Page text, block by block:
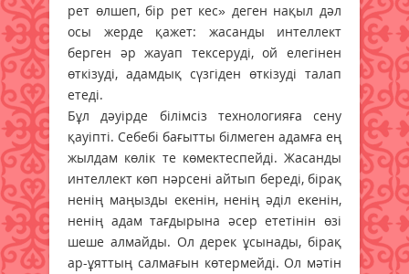
рет өлшеп, бір рет кес» деген нақыл дәл
осы жерде қажет: жасанды интеллект
берген әр жауап тексеруді, ой елегінен
өткізуді, адамдық сүзгіден өткізуді талап
етеді.
Бұл дәуірде білімсіз технологияға сену
қауіпті. Себебі бағытты білмеген адамға ең
жылдам көлік те көмектеспейді. Жасанды
интеллект көп нәрсені айтып береді, бірақ
ненің маңызды екенін, ненің әділ екенін,
ненің адам тағдырына әсер ететінін өзі
шеше алмайды. Ол дерек ұсынады, бірақ
ар-ұяттың салмағын көтермейді. Ол мәтін